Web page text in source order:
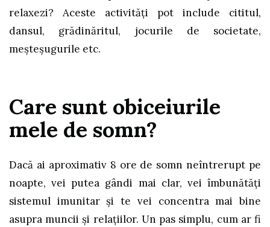
relaxezi? Aceste activități pot include cititul,
dansul, grădinăritul, jocurile de societate,
meșteșugurile etc.
Care sunt obiceiurile
mele de somn?
Dacă ai aproximativ 8 ore de somn neîntrerupt pe
noapte, vei putea gândi mai clar, vei îmbunătăţi
sistemul imunitar și te vei concentra mai bine
asupra muncii și relațiilor. Un pas simplu, cum ar fi